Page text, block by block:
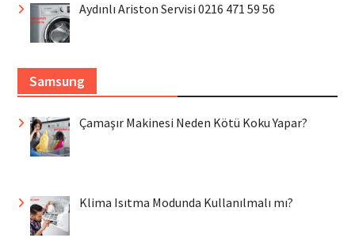
Aydınlı Ariston Servisi 0216 471 59 56
Samsung
Çamaşır Makinesi Neden Kötü Koku Yapar?
Klima Isıtma Modunda Kullanılmalı mı?